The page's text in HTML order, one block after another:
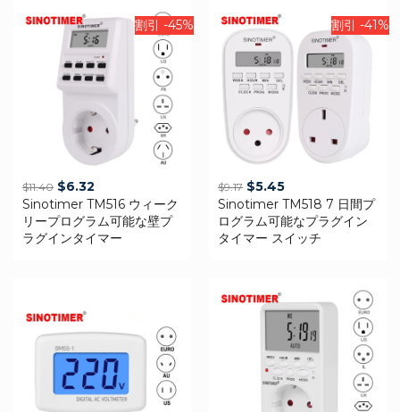
割引 -45%
$11.40 Original
price
was:
$11.40.
$6.32
price
is:
$6.32.
Sinotimer TM516 ウィーク
リープログラム可能な壁プ
ラグインタイマー
割引 -41%
$9.17 Original
price
was:
$9.17.
$5.45Current
price
is:
$5.45.
Sinotimer TM518 7 日間プ
ログラム可能なプラグイン
タイマー スイッチ